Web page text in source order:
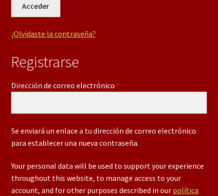
Acceder
¿Olvidaste la contraseña?
Registrarse
Dirección de correo electrónico *Obligatorio
Se enviará un enlace a tu dirección de correo electrónico
para establecer una nueva contraseña.
Your personal data will be used to support your experience
throughout this website, to manage access to your
account, and for other purposes described in our política